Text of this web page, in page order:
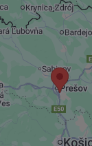
je blokovaný
externý obsah?
- súhlas s
Funkčné